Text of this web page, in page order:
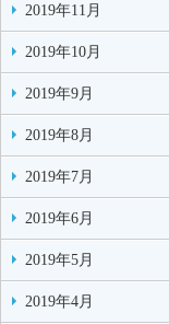
2019年11月
2019年10月
2019年9月
2019年8月
2019年7月
2019年6月
2019年5月
2019年4月